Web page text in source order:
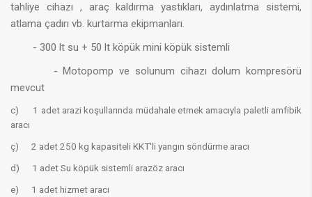
tahliye cihazı , araç kaldırma yastıkları, aydınlatma sistemi,
atlama çadırı vb. kurtarma ekipmanları.
- 300 lt su + 50 lt köpük mini köpük sistemli
- Motopomp ve solunum cihazı dolum kompresörü
mevcut
c) 1 adet arazi koşullarında müdahale etmek amacıyla paletli amfibik
aracı
ç) 2 adet 250 kg kapasiteli KKT'li yangın söndürme aracı
d) 1 adet Su köpük sistemli arazöz aracı
e) 1 adet hizmet aracı